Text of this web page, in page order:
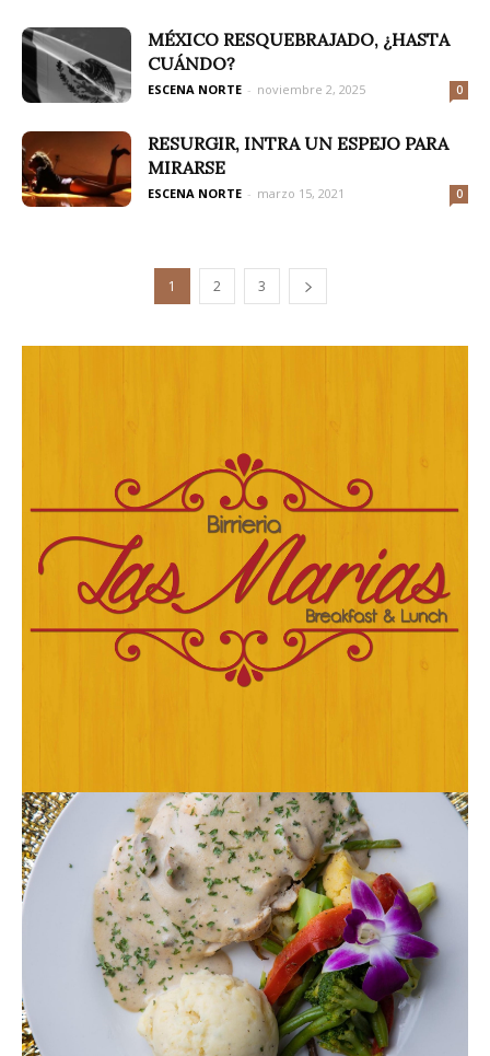
MÉXICO RESQUEBRAJADO, ¿HASTA
CUÁNDO?
ESCENA NORTE - noviembre 2, 2025 0
RESURGIR, INTRA UN ESPEJO PARA
MIRARSE
ESCENA NORTE - marzo 15, 2021 0
1 2 3